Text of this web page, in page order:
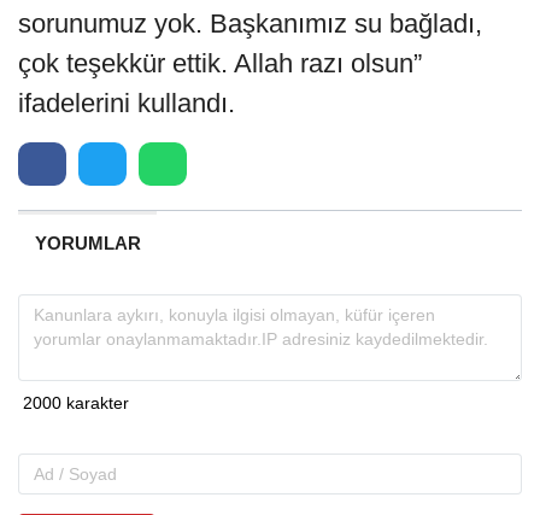
sorunumuz yok. Başkanımız su bağladı,
çok teşekkür ettik. Allah razı olsun”
ifadelerini kullandı.
YORUMLAR